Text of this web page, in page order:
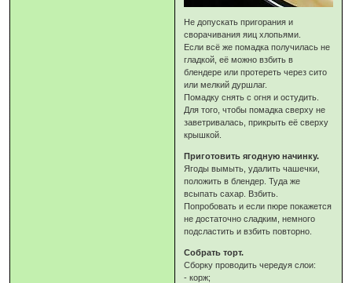
Не допускать пригорания и
сворачивания яиц хлопьями.
Если всё же помадка получилась не
гладкой, её можно взбить в
блендере или протереть через сито
или мелкий дуршлаг.
Помадку снять с огня и остудить.
Для того, чтобы помадка сверху не
заветривалась, прикрыть её сверху
крышкой.
Приготовить ягодную начинку.
Ягоды вымыть, удалить чашечки,
положить в блендер. Туда же
всыпать сахар. Взбить.
Попробовать и если пюре покажется
не достаточно сладким, немного
подсластить и взбить повторно.
Собрать торт.
Сборку проводить чередуя слои:
- корж;